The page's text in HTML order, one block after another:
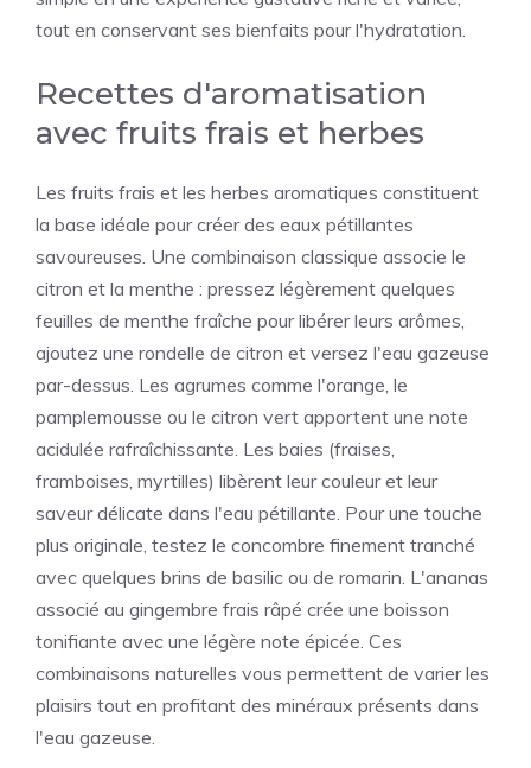
tout en conservant ses bienfaits pour l'hydratation.
Recettes d'aromatisation
avec fruits frais et herbes
Les fruits frais et les herbes aromatiques constituent
la base idéale pour créer des eaux pétillantes
savoureuses. Une combinaison classique associe le
citron et la menthe : pressez légèrement quelques
feuilles de menthe fraîche pour libérer leurs arômes,
ajoutez une rondelle de citron et versez l'eau gazeuse
par-dessus. Les agrumes comme l'orange, le
pamplemousse ou le citron vert apportent une note
acidulée rafraîchissante. Les baies (fraises,
framboises, myrtilles) libèrent leur couleur et leur
saveur délicate dans l'eau pétillante. Pour une touche
plus originale, testez le concombre finement tranché
avec quelques brins de basilic ou de romarin. L'ananas
associé au gingembre frais râpé crée une boisson
tonifiante avec une légère note épicée. Ces
combinaisons naturelles vous permettent de varier les
plaisirs tout en profitant des minéraux présents dans
l'eau gazeuse.